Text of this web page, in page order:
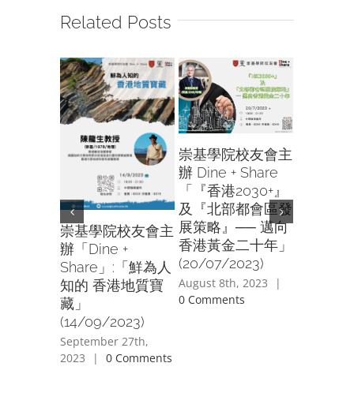
Related Posts
崇基學院校友會主
辦「Dine +
Share」:「鮮為人
知的 香港地質寶
藏」
(14/09/2023)
September 27th,
2023
| 0 Comments
崇基學院校友會主
辦 Dine + Share
「『香港2030+』
及『北部都會區發
展策略』── 邁向
香港黃金二十年」
(20/07/2023)
August 8th, 2023
|
0 Comments